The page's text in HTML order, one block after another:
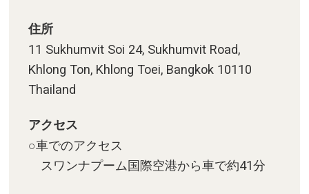
住所
11 Sukhumvit Soi 24, Sukhumvit Road,
Khlong Ton, Khlong Toei, Bangkok 10110
Thailand
アクセス
○車でのアクセス
スワンナプーム国際空港から車で約41分